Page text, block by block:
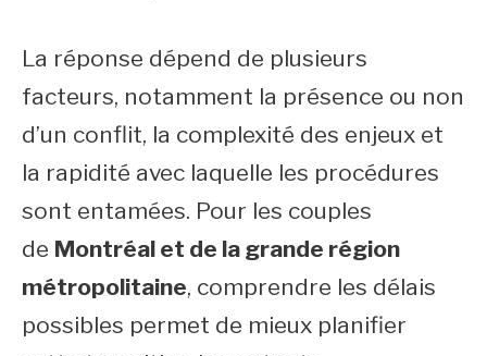
La réponse dépend de plusieurs
facteurs, notamment la présence ou non
d’un conflit, la complexité des enjeux et
la rapidité avec laquelle les procédures
sont entamées. Pour les couples
de Montréal et de la grande région
métropolitaine, comprendre les délais
possibles permet de mieux planifier